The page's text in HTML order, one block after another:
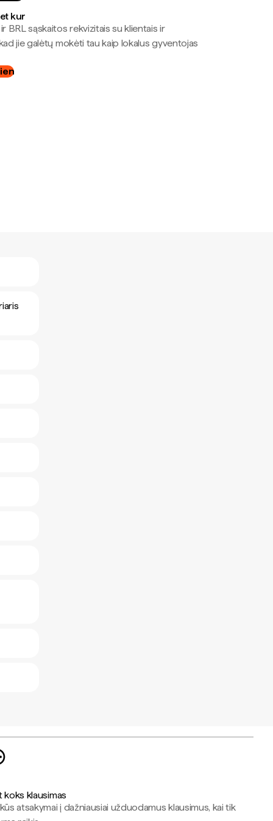
kur
ir BRL sąskaitos rekvizitais su klientais ir
jie galėtų mokėti tau kaip lokalus gyventojas
koks klausimas
atsakymai į dažniausiai užduodamus klausimus, kai tik